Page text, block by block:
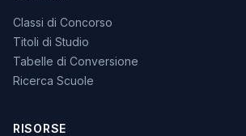
Classi di Concorso
Titoli di Studio
Tabelle di Conversione
Ricerca Scuole
RISORSE